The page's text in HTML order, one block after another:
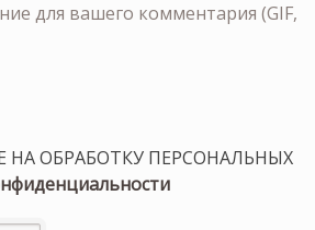
для вашего комментария (GIF,
НА ОБРАБОТКУ ПЕРСОНАЛЬНЫХ